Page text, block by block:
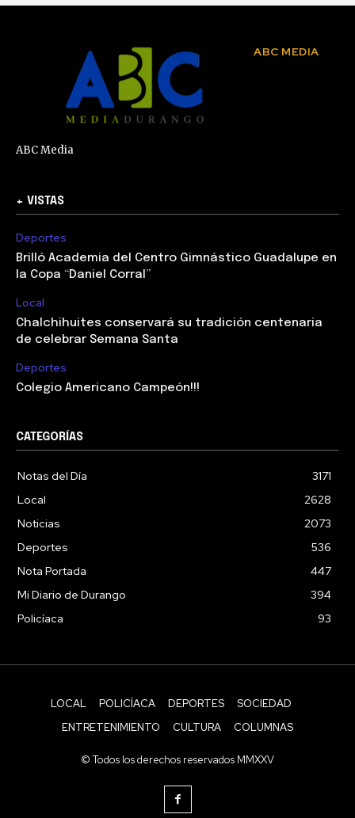
ABC MEDIA
ABC Media
+ VISTAS
Deportes
Brilló Academia del Centro Gimnástico Guadalupe en
la Copa “Daniel Corral”
Local
Chalchihuites conservará su tradición centenaria
de celebrar Semana Santa
Deportes
Colegio Americano Campeón!!!
CATEGORÍAS
Notas del Día
3171
Local
2628
Noticias
2073
Deportes
536
Nota Portada
447
Mi Diario de Durango
394
Policíaca
93
LOCAL POLICÍACA DEPORTES
SOCIEDAD
ENTRETENIMIENTO
CULTURA COLUMNAS
© Todos los derechos reservados MMXXV